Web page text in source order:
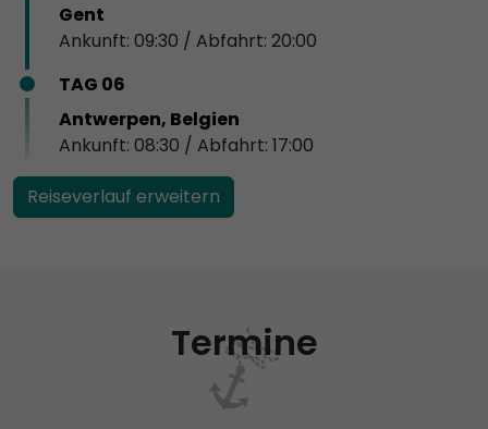
Gent
Ankunft: 09:30 / Abfahrt: 20:00
TAG 06
Antwerpen, Belgien
Ankunft: 08:30 / Abfahrt: 17:00
Reiseverlauf erweitern
Termine